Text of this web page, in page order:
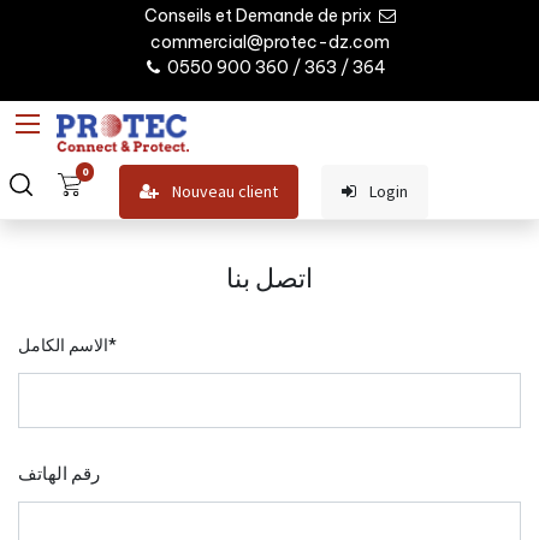
Conseils et Demande de prix
commercial@protec-dz.com
0550 900 360 / 363 / 364
0
Nouveau client Login
اتصل بنا
الاسم الكامل*
رقم الهاتف